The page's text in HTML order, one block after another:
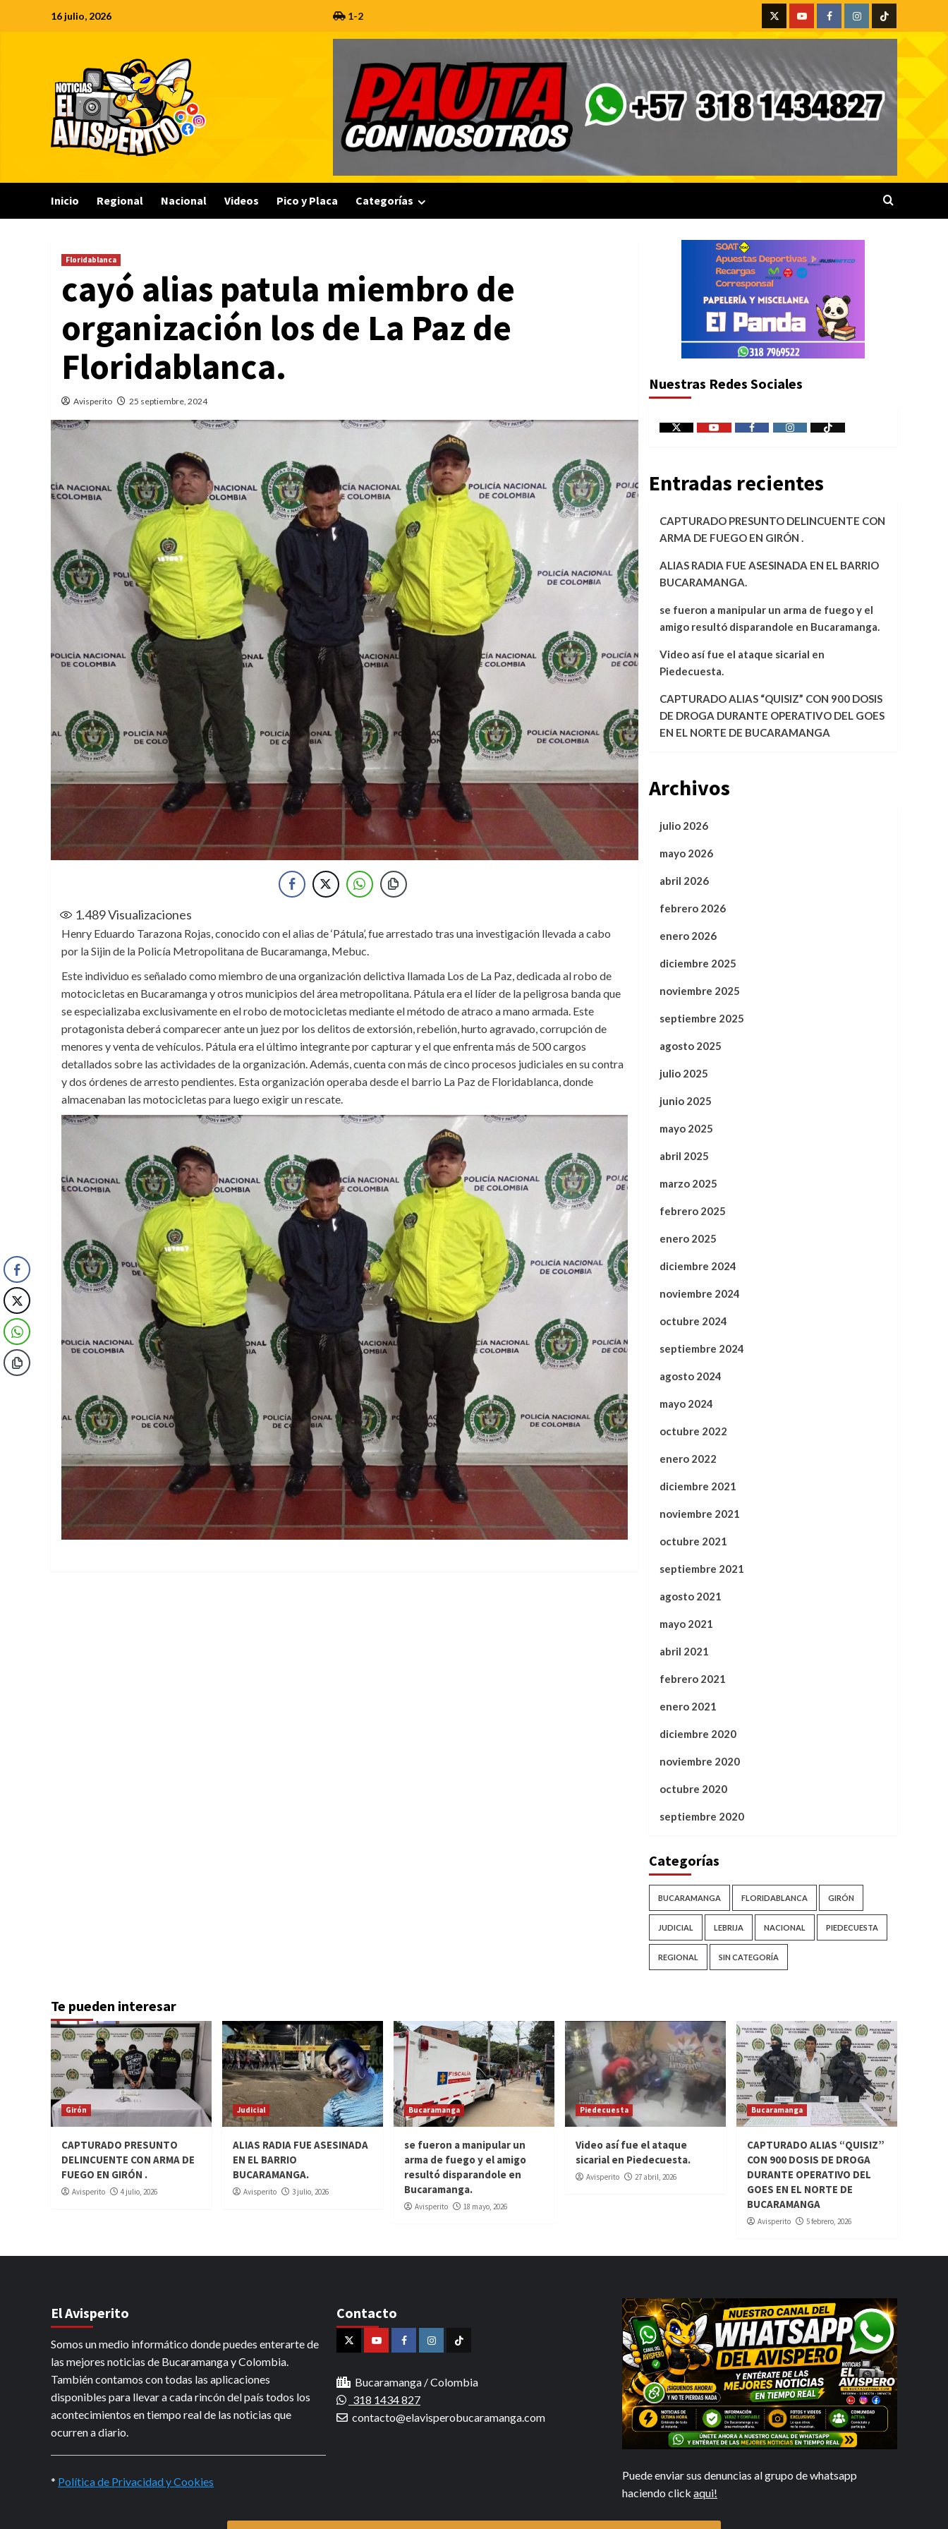
16 julio, 2026 1-2
X YoutubeFacebookInstagramTiktok
Inicio Regional Nacional Videos Pico y Placa Categorías
Floridablanca
cayó alias patula miembro de
organización los de La Paz de
Floridablanca.
Avisperito 25 septiembre, 2024
1.489Visualizaciones
Henry Eduardo Tarazona Rojas, conocido con el alias de ‘Pátula’, fue arrestado tras una investigación llevada a cabo
por la Sijin de la Policía Metropolitana de Bucaramanga, Mebuc.
Este individuo es señalado como miembro de una organización delictiva llamada Los de La Paz, dedicada al robo de
motocicletas en Bucaramanga y otros municipios del área metropolitana. Pátula era el líder de la peligrosa banda que
se especializaba exclusivamente en el robo de motocicletas mediante el método de atraco a mano armada. Este
protagonista deberá comparecer ante un juez por los delitos de extorsión, rebelión, hurto agravado, corrupción de
menores y venta de vehículos. Pátula era el último integrante por capturar y el que enfrenta más de 500 cargos
detallados sobre las actividades de la organización. Además, cuenta con más de cinco procesos judiciales en su contra
y dos órdenes de arresto pendientes. Esta organización operaba desde el barrio La Paz de Floridablanca, donde
almacenaban las motocicletas para luego exigir un rescate.
Nuestras Redes Sociales
X YoutubeFacebookInstagramTiktok
Entradas recientes
CAPTURADO PRESUNTO DELINCUENTE CON
ARMA DE FUEGO EN GIRÓN .
ALIAS RADIA FUE ASESINADA EN EL BARRIO
BUCARAMANGA.
se fueron a manipular un arma de fuego y el
amigo resultó disparandole en Bucaramanga.
Video así fue el ataque sicarial en
Piedecuesta.
CAPTURADO ALIAS “QUISIZ” CON 900 DOSIS
DE DROGA DURANTE OPERATIVO DEL GOES
EN EL NORTE DE BUCARAMANGA
Archivos
julio 2026
mayo 2026
abril 2026
febrero 2026
enero 2026
diciembre 2025
noviembre 2025
septiembre 2025
agosto 2025
julio 2025
junio 2025
mayo 2025
abril 2025
marzo 2025
febrero 2025
enero 2025
diciembre 2024
noviembre 2024
octubre 2024
septiembre 2024
agosto 2024
mayo 2024
octubre 2022
enero 2022
diciembre 2021
noviembre 2021
octubre 2021
septiembre 2021
agosto 2021
mayo 2021
abril 2021
febrero 2021
enero 2021
diciembre 2020
noviembre 2020
octubre 2020
septiembre 2020
Categorías
BUCARAMANGA FLORIDABLANCA GIRÓN
JUDICIAL LEBRIJA NACIONAL PIEDECUESTA
REGIONAL SIN CATEGORÍA
Te pueden interesar
Girón
CAPTURADO PRESUNTO
DELINCUENTE CON ARMA DE
FUEGO EN GIRÓN .
Avisperito 4 julio, 2026
Judicial
ALIAS RADIA FUE ASESINADA
EN EL BARRIO
BUCARAMANGA.
Avisperito 3 julio, 2026
Bucaramanga
se fueron a manipular un
arma de fuego y el amigo
resultó disparandole en
Bucaramanga.
Avisperito 18 mayo, 2026
Piedecuesta
Video así fue el ataque
sicarial en Piedecuesta.
Avisperito 27 abril, 2026
Bucaramanga
CAPTURADO ALIAS “QUISIZ”
CON 900 DOSIS DE DROGA
DURANTE OPERATIVO DEL
GOES EN EL NORTE DE
BUCARAMANGA
Avisperito 5 febrero, 2026
El Avisperito
Somos un medio informático donde puedes enterarte de
las mejores noticias de Bucaramanga y Colombia.
También contamos con todas las aplicaciones
disponibles para llevar a cada rincón del país todos los
acontecimientos en tiempo real de las noticias que
ocurren a diario.
* Política de Privacidad y Cookies
Contacto
X YoutubeFacebookInstagramTiktok
Bucaramanga / Colombia
318 1434 827
contacto@elavisperobucaramanga.com
Puede enviar sus denuncias al grupo de whatsapp
haciendo click aqui!